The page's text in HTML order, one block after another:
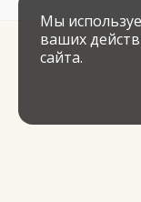
Мы
ваших
сайта.